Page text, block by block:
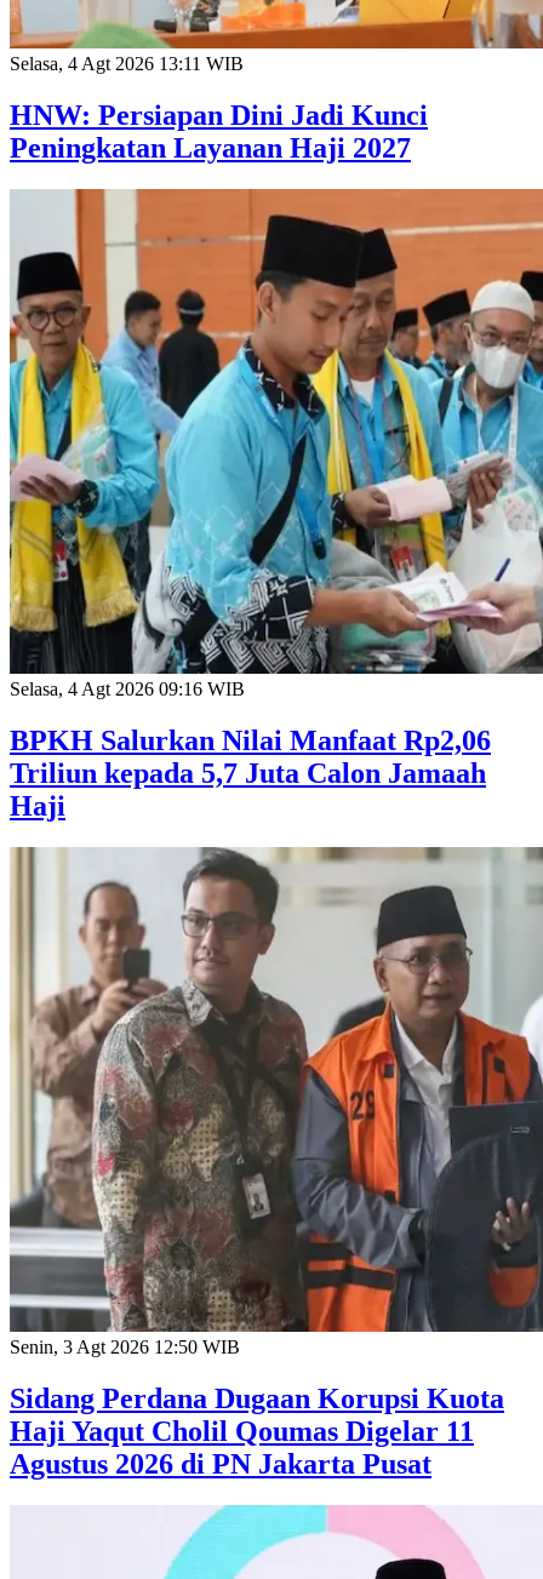
Selasa, 4 Agt 2026 13:11 WIB
HNW: Persiapan Dini Jadi Kunci
Peningkatan Layanan Haji 2027
Selasa, 4 Agt 2026 09:16 WIB
BPKH Salurkan Nilai Manfaat Rp2,06
Triliun kepada 5,7 Juta Calon Jamaah
Haji
Senin, 3 Agt 2026 12:50 WIB
Sidang Perdana Dugaan Korupsi Kuota
Haji Yaqut Cholil Qoumas Digelar 11
Agustus 2026 di PN Jakarta Pusat